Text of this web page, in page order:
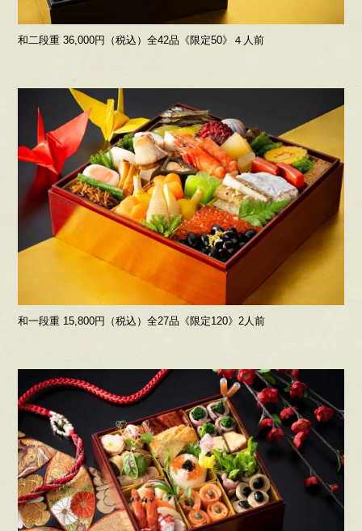
和二段重 36,000円（税込）全42品《限定50》４人前
和一段重 15,800円（税込）全27品《限定120》2人前